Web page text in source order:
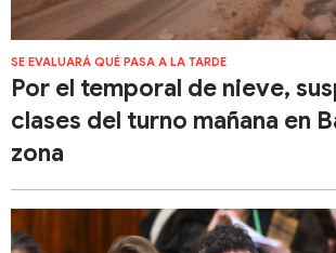
SE EVALUARÁ QUÉ PASA A LA TARDE
Por el temporal de nieve,
clases del turno mañana en
zona